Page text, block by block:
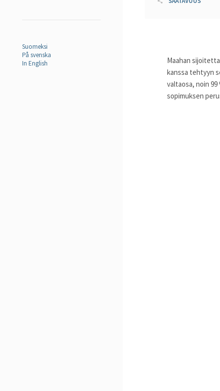
Suomeksi
På svenska
In English
Maahan
kanssa tehtyyn
valtaosa, noin
sopimuksen